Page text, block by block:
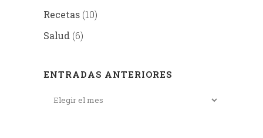
Recetas (10)
Salud (6)
ENTRADAS ANTERIORES